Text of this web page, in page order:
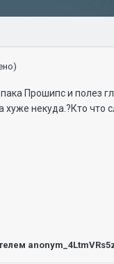
Прошипс и полез
хуже некуда.?Кто